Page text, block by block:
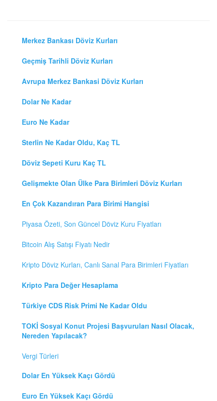
Merkez Bankası Döviz Kurları
Geçmiş Tarihli Döviz Kurları
Avrupa Merkez Bankasi Döviz Kurları
Dolar Ne Kadar
Euro Ne Kadar
Sterlin Ne Kadar Oldu, Kaç TL
Döviz Sepeti Kuru Kaç TL
Gelişmekte Olan Ülke Para Birimleri Döviz Kurları
En Çok Kazandıran Para Birimi Hangisi
Piyasa Özeti, Son Güncel Döviz Kuru Fiyatları
Bitcoin Alış Satışı Fiyatı Nedir
Kripto Döviz Kurları, Canlı Sanal Para Birimleri Fiyatları
Kripto Para Değer Hesaplama
Türkiye CDS Risk Primi Ne Kadar Oldu
TOKİ Sosyal Konut Projesi Başvuruları Nasıl Olacak,
Nereden Yapılacak?
Vergi Türleri
Dolar En Yüksek Kaçı Gördü
Euro En Yüksek Kaçı Gördü